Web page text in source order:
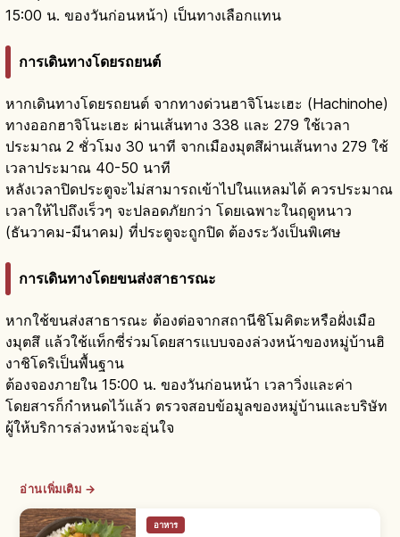
15:00 น. ของวันก่อนหน้า) เป็นทางเลือกแทน
การเดินทางโดยรถยนต์
หากเดินทางโดยรถยนต์ จากทางด่วนฮาจิโนะเฮะ (Hachinohe)
ทางออกฮาจิโนะเฮะ ผ่านเส้นทาง 338 และ 279 ใช้เวลา
ประมาณ 2 ชั่วโมง 30 นาที จากเมืองมุตสึผ่านเส้นทาง 279 ใช้
เวลาประมาณ 40-50 นาที
หลังเวลาปิดประตูจะไม่สามารถเข้าไปในแหลมได้ ควรประมาณ
เวลาให้ไปถึงเร็วๆ จะปลอดภัยกว่า โดยเฉพาะในฤดูหนาว
(ธันวาคม-มีนาคม) ที่ประตูจะถูกปิด ต้องระวังเป็นพิเศษ
การเดินทางโดยขนส่งสาธารณะ
หากใช้ขนส่งสาธารณะ ต้องต่อจากสถานีชิโมคิตะหรือฝั่งเมือ
งมุตสึ แล้วใช้แท็กซี่ร่วมโดยสารแบบจองล่วงหน้าของหมู่บ้านฮิ
งาชิโดริเป็นพื้นฐาน
ต้องจองภายใน 15:00 น. ของวันก่อนหน้า เวลาวิ่งและค่า
โดยสารก็กำหนดไว้แล้ว ตรวจสอบข้อมูลของหมู่บ้านและบริษัท
ผู้ให้บริการล่วงหน้าจะอุ่นใจ
อ่านเพิ่มเติม →
อาหาร